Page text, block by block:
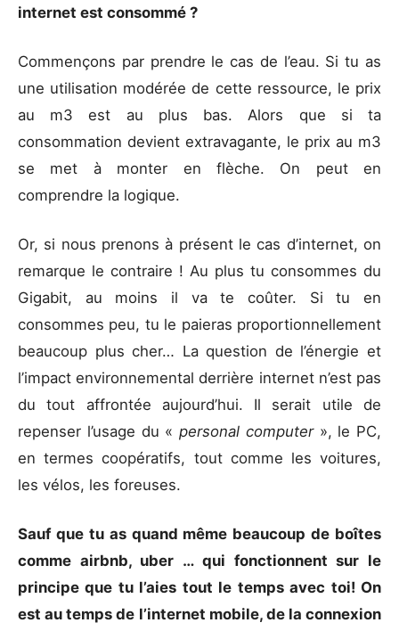
internet est consommé ?
Commençons par prendre le cas de l’eau. Si tu as
une utilisation modérée de cette ressource, le prix
au m3 est au plus bas. Alors que si ta
consommation devient extravagante, le prix au m3
se met à monter en flèche. On peut en
comprendre la logique.
Or, si nous prenons à présent le cas d’internet, on
remarque le contraire ! Au plus tu consommes du
Gigabit, au moins il va te coûter. Si tu en
consommes peu, tu le paieras proportionnellement
beaucoup plus cher… La question de l’énergie et
l’impact environnemental derrière internet n’est pas
du tout affrontée aujourd’hui. Il serait utile de
repenser l’usage du « personal computer », le PC,
en termes coopératifs, tout comme les voitures,
les vélos, les foreuses.
Sauf que tu as quand même beaucoup de boîtes
comme airbnb, uber … qui fonctionnent sur le
principe que tu l’aies tout le temps avec toi! On
est au temps de l’internet mobile, de la connexion